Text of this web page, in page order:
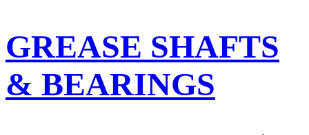
GREASE SHAFTS
& BEARINGS